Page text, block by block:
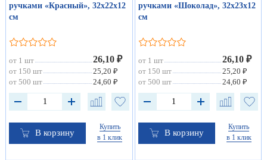
ручками «Красный», 32х22х12
см
от 1 шт 26,10 ₽
от 150 шт
25,20 ₽
от 500 шт
24,60 ₽
В корзину
Купить
в 1 клик
ручками «Шоколад», 32х23х12
см
от 1 шт 26,10 ₽
от 150 шт
25,20 ₽
от 500 шт
24,60 ₽
В корзину
Купить
в 1 клик